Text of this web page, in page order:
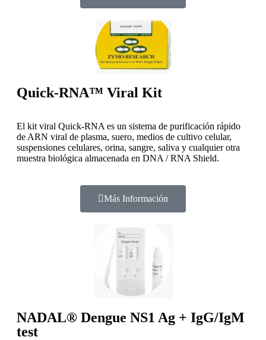
Quick-RNA™ Viral Kit
El kit viral Quick-RNA es un sistema de purificación rápido
de ARN viral de plasma, suero, medios de cultivo celular,
suspensiones celulares, orina, sangre, saliva y cualquier otra
muestra biológica almacenada en DNA / RNA Shield.
Más Información
NADAL® Dengue NS1 Ag + IgG/IgM
test